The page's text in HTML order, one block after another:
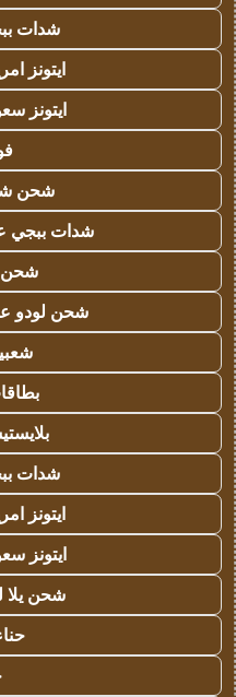
شدات
ايتونز
ايتونز
شحن
شدات ببجي
شحن
شحن لودو
شدات
ايتونز
ايتونز
شحن يلا